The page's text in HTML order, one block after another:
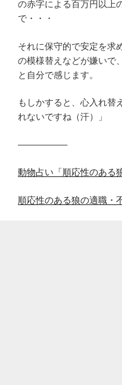
の赤字による百万円以上
で・・・
それに保守的で安定を求
の模様替えなどが嫌いで
と自分で感じます。
もしかすると、心入れ替
れないですね（汗）」
—————–
動物占い「順応性のある
順応性のある狼の適職・